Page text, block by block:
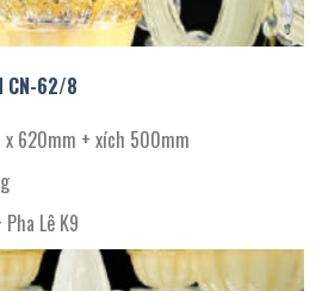
CN-62/8
x 620mm + xích 500mm
Lê K9